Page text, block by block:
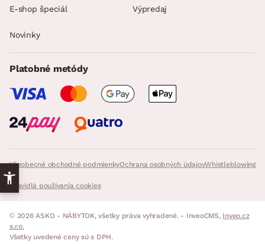
Všeobecné obchodné podmienkyOchrana osobných údajovWhistleblowing
Pravidlá používania cookies
E-shop špeciál Výpredaj
Novinky
Platobné metódy
© 2026 ASKO - NÁBYTOK, všetky práva vyhradené. - InveoCMS, Inveo.cz
s.r.o.
Všetky uvedené ceny sú s DPH.